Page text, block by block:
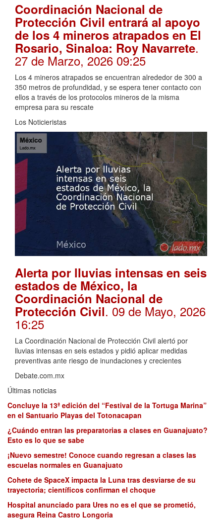
Coordinación Nacional de
Protección Civil entrará al apoyo
de los 4 mineros atrapados en El
Rosario, Sinaloa: Roy Navarrete.
27 de Marzo, 2026 09:25
Los 4 mineros atrapados se encuentran alrededor de 300 a
350 metros de profundidad, y se espera tener contacto con
ellos a través de los protocolos mineros de la misma
empresa para su rescate
Los Noticieristas
Alerta por lluvias intensas en seis
estados de México, la
Coordinación Nacional de
Protección Civil. 09 de Mayo, 2026
16:25
La Coordinación Nacional de Protección Civil alertó por
lluvias intensas en seis estados y pidió aplicar medidas
preventivas ante riesgo de inundaciones y crecientes
Debate.com.mx
Últimas noticias
Concluye la 13ª edición del “Festival de la Tortuga Marina”
en el Santuario Playas del Totonacapan
¿Cuándo entran las preparatorias a clases en Guanajuato?
Esto es lo que se sabe
¡Nuevo semestre! Conoce cuando regresan a clases las
escuelas normales en Guanajuato
Cohete de SpaceX impacta la Luna tras desviarse de su
trayectoria; científicos confirman el choque
Hospital anunciado para Ures no es el que se prometió,
asegura Reina Castro Longoria